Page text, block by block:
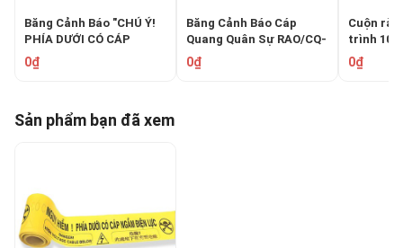
Băng Cảnh Báo "CHÚ Ý!
PHÍA DƯỚI CÓ CÁP
QUANG" 10cm: An Toàn
Hạ Tầng
0₫
Băng Cảnh Báo Cáp
Quang Quân Sự RAO/CQ-
PETQS: Bảo Vệ Hạ Tầng
Yếu
0₫
Cuộn
trình
0₫
Sản phẩm bạn đã xem